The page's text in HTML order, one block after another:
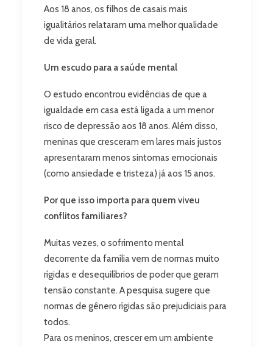
Aos 18 anos, os filhos de casais mais
igualitários relataram uma melhor qualidade
de vida geral.
Um escudo para a saúde mental
O estudo encontrou evidências de que a
igualdade em casa está ligada a um menor
risco de depressão aos 18 anos. Além disso,
meninas que cresceram em lares mais justos
apresentaram menos sintomas emocionais
(como ansiedade e tristeza) já aos 15 anos.
Por que isso importa para quem viveu
conflitos familiares?
Muitas vezes, o sofrimento mental
decorrente da família vem de normas muito
rígidas e desequilíbrios de poder que geram
tensão constante. A pesquisa sugere que
normas de gênero rígidas são prejudiciais para
todos.
Para os meninos, crescer em um ambiente